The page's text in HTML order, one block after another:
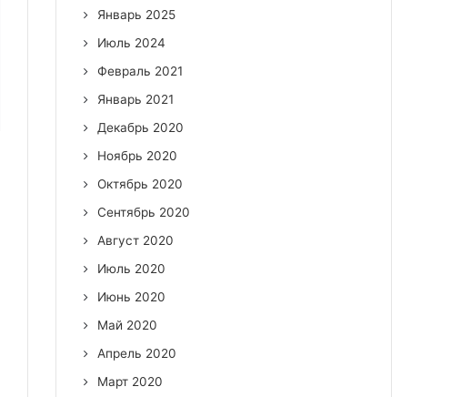
Январь 2025
Июль 2024
Февраль 2021
Январь 2021
Декабрь 2020
Ноябрь 2020
Октябрь 2020
Сентябрь 2020
Август 2020
Июль 2020
Июнь 2020
Май 2020
Апрель 2020
Март 2020